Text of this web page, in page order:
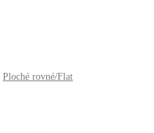
Ploché rovné/Flat